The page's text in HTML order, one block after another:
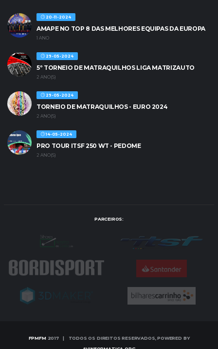
20-11-2024
AMAPE NO TOP 8 DAS MELHORES EQUIPAS DA EUROPA
1 ANO
29-05-2024
5º TORNEIO DE MATRAQUILHOS LIGA MATRIZAUTO
2 ANO(S)
29-05-2024
TORNEIO DE MATRAQUILHOS - EURO 2024
2 ANO(S)
14-05-2024
PRO TOUR ITSF 250 WT - PEDOME
2 ANO(S)
PARCEIROS:
FPMFM2017 | TODOS OS DIREITOS RESERVADOS, POWERED BY